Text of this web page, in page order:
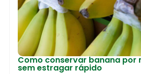
Como conservar banana por
sem estragar rápido